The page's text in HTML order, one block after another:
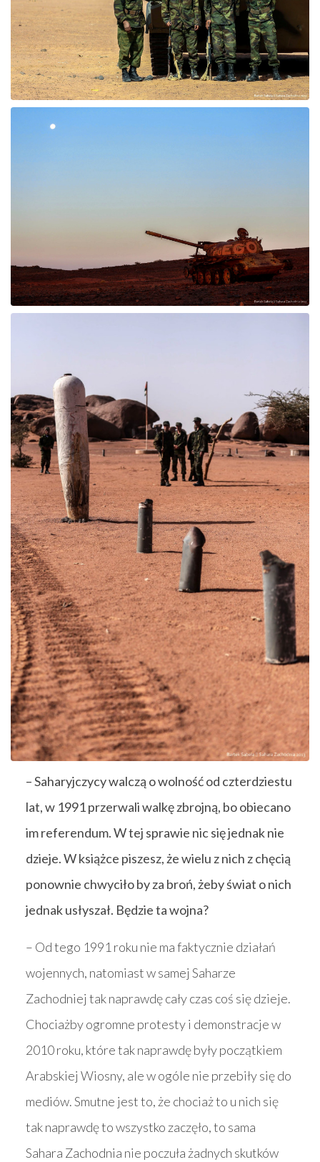
– Saharyjczycy walczą o wolność od czterdziestu
lat, w 1991 przerwali walkę zbrojną, bo obiecano
im referendum. W tej sprawie nic się jednak nie
dzieje. W książce piszesz, że wielu z nich z chęcią
ponownie chwyciło by za broń, żeby świat o nich
jednak usłyszał. Będzie ta wojna?
– Od tego 1991 roku nie ma faktycznie działań
wojennych, natomiast w samej Saharze
Zachodniej tak naprawdę cały czas coś się dzieje.
Chociażby ogromne protesty i demonstracje w
2010 roku, które tak naprawdę były początkiem
Arabskiej Wiosny, ale w ogóle nie przebiły się do
mediów. Smutne jest to, że chociaż to u nich się
tak naprawdę to wszystko zaczęło, to sama
Sahara Zachodnia nie poczuła żadnych skutków